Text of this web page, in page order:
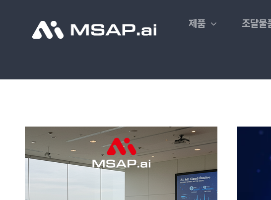
제품 조달물